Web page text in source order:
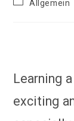
Allgemein
Learning
exciting